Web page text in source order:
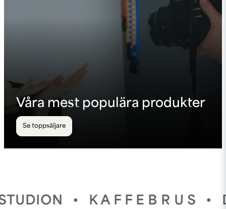
Våra mest populära produkter
Se toppsäljare
• K A F F E B R U S • DIN VÄN